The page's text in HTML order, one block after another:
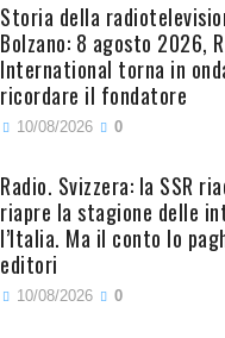
Storia della
Bolzano: 8 agosto 2026,
International torna in
ricordare il fondatore
10/08/2026 0
Radio. Svizzera: la SSR
riapre la stagione delle
l’Italia. Ma il conto lo
editori
10/08/2026 0